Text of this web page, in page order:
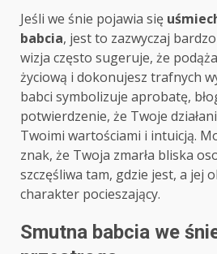
Jeśli we śnie pojawia się
babcia, jest to zazwyczaj
wizja często sugeruje, że
życiową i dokonujesz trafnych
babci symbolizuje aprobatę,
potwierdzenie, że Twoje
Twoimi wartościami i intuicją.
znak, że Twoja zmarła bliska
szczęśliwa tam, gdzie jest, a jej
charakter pocieszający.
Smutna babcia we